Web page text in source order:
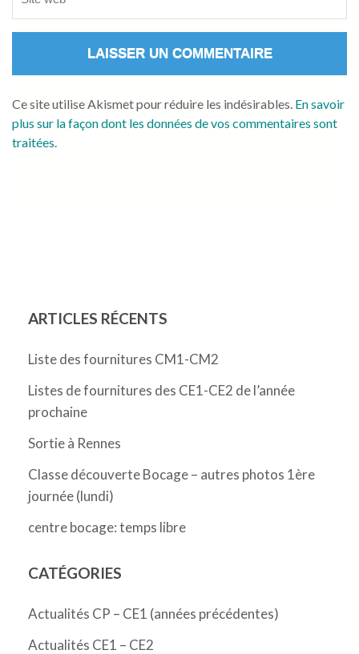
Ce site utilise Akismet pour réduire les indésirables. En savoir
plus sur la façon dont les données de vos commentaires sont
traitées
ARTICLES RÉCENTS
Liste des fournitures CM1-CM2
Listes de fournitures des CE1-CE2 de l’année
prochaine
Sortie à Rennes
Classe découverte Bocage – autres photos 1ère
journée (lundi)
centre bocage: temps libre
CATÉGORIES
Actualités CP – CE1 (années précédentes)
Actualités CE1 – CE2